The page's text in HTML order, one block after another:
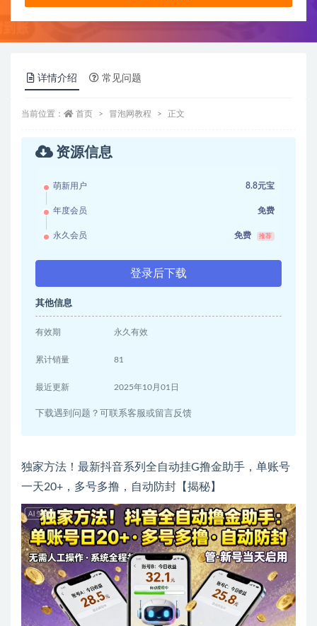
详情介绍 常见问题
当前位置： 首页 冒泡网教程 正文
资源信息
萌新用户 8.8元宝
年度会员 免费
永久会员 免费 推荐
登录后下载
其他信息
有效期 永久有效
累计销量 81
最近更新 2025年10月01日
下载遇到问题？可联系客服或留言反馈
独家方法！最新抖音系列全自动挂G撸金助手，单账号
一天20+，多号多撸，自动防封【揭秘】